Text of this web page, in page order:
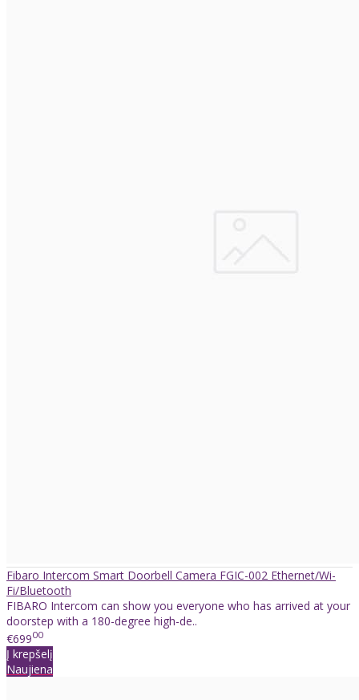
Fibaro Intercom Smart Doorbell Camera FGIC-002 Ethernet/Wi-
Fi/Bluetooth
FIBARO Intercom can show you everyone who has arrived at your
doorstep with a 180-degree high-de..
€69900
Į krepšelį
Naujiena